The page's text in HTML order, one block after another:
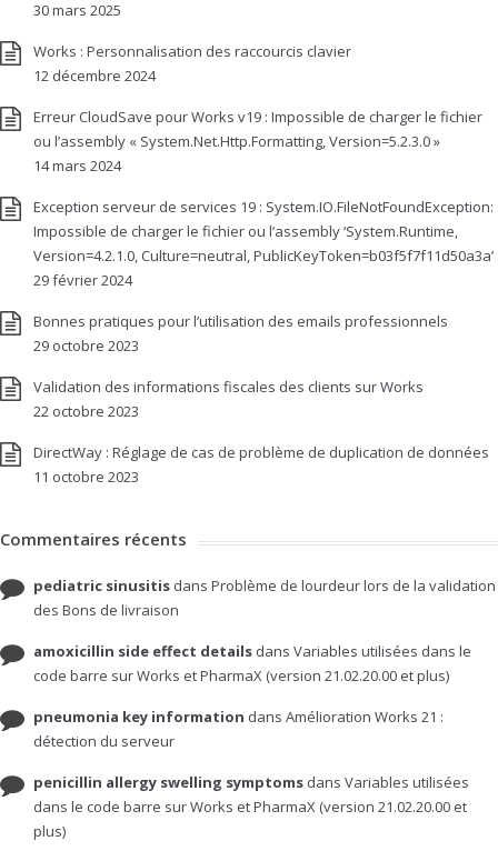
30 mars 2025
Works : Personnalisation des raccourcis clavier
12 décembre 2024
Erreur CloudSave pour Works v19 : Impossible de charger le fichier
ou l’assembly « System.Net.Http.Formatting, Version=5.2.3.0 »
14 mars 2024
Exception serveur de services 19 : System.IO.FileNotFoundException:
Impossible de charger le fichier ou l’assembly ‘System.Runtime,
Version=4.2.1.0, Culture=neutral, PublicKeyToken=b03f5f7f11d50a3a’
29 février 2024
Bonnes pratiques pour l’utilisation des emails professionnels
29 octobre 2023
Validation des informations fiscales des clients sur Works
22 octobre 2023
DirectWay : Réglage de cas de problème de duplication de données
11 octobre 2023
Commentaires récents
pediatric sinusitis dans Problème de lourdeur lors de la validation
des Bons de livraison
amoxicillin side effect details dans Variables utilisées dans le
code barre sur Works et PharmaX (version 21.02.20.00 et plus)
pneumonia key information dans Amélioration Works 21 :
détection du serveur
penicillin allergy swelling symptoms dans Variables utilisées
dans le code barre sur Works et PharmaX (version 21.02.20.00 et
plus)